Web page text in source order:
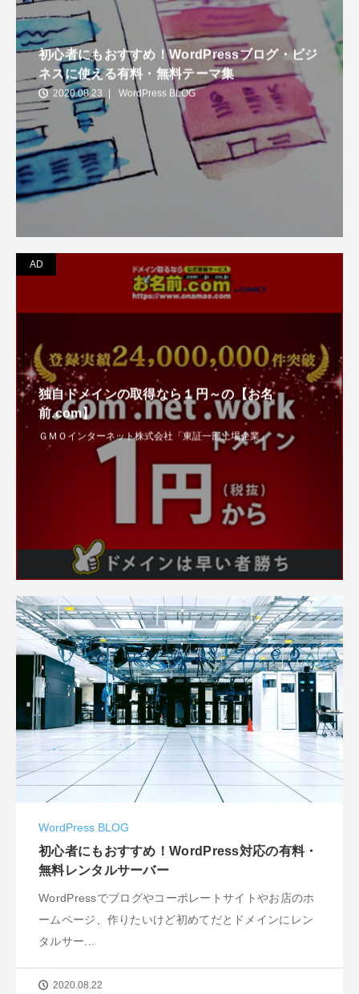
初心者にもおすすめ！WordPressブログ・ビジ
ネスに使える有料・無料テーマ集
2020.08.23 WordPress BLOG
独自ドメインの取得なら１円～の【お名
前.com】
ＧＭＯインターネット株式会社「東証一部上場企業」
AD
WordPress BLOG
初心者にもおすすめ！WordPress対応の有料・
無料レンタルサーバー
WordPressでブログやコーポレートサイトやお店のホ
ームページ、作りたいけど初めてだとドメインにレン
タルサー...
2020.08.22